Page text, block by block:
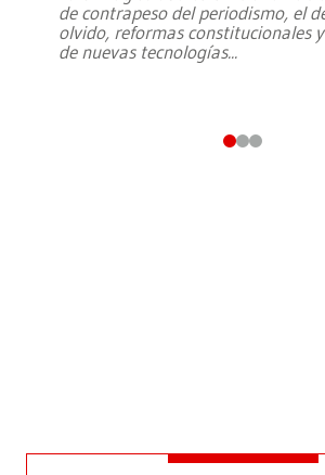
de contrapeso del periodismo, el
olvido, reformas constitucionales
de nuevas tecnologías...